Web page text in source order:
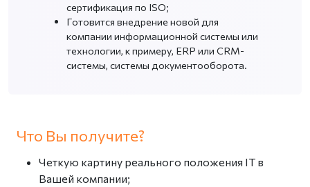
сертификация по ISO;
Готовится внедрение новой для
компании информационной системы или
технологии, к примеру, ERP или CRM-
системы, системы документооборота.
Что Вы получите?
Четкую картину реального положения IT в
Вашей компании;